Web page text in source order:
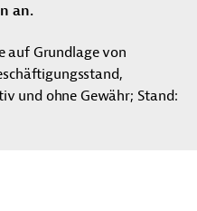
an.
auf Grundlage von
und ohne Gewähr; Stand: